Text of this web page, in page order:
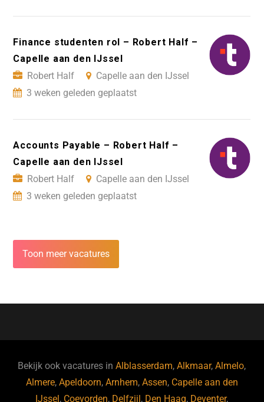
Finance studenten rol – Robert Half –
Capelle aan den IJssel
Robert Half
Capelle aan den IJssel
3 weken geleden geplaatst
Accounts Payable – Robert Half –
Capelle aan den IJssel
Robert Half
Capelle aan den IJssel
3 weken geleden geplaatst
Toon meer vacatures
Bekijk ook vacatures inAlblasserdam,Alkmaar,Almelo,
Almere, Apeldoorn, Arnhem, Assen, Capelle aan den
IJssel , Coevorden, Delfzijl , Den Haag, Deventer,